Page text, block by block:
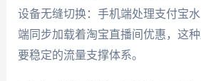
设备无缝切换：手机端处理支付宝
端同步加载着淘宝直播间优惠，这
要稳定的流量支撑体系。